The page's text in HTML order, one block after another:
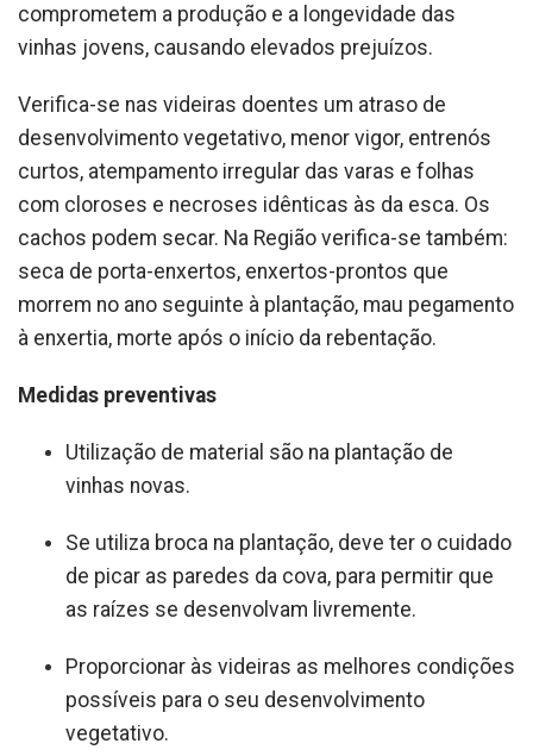
comprometem a produção e a longevidade das
vinhas jovens, causando elevados prejuízos.
Verifica-se nas videiras doentes um atraso de
desenvolvimento vegetativo, menor vigor, entrenós
curtos, atempamento irregular das varas e folhas
com cloroses e necroses idênticas às da esca. Os
cachos podem secar. Na Região verifica-se também:
seca de porta-enxertos, enxertos-prontos que
morrem no ano seguinte à plantação, mau pegamento
à enxertia, morte após o início da rebentação.
Medidas preventivas
Utilização de material são na plantação de
vinhas novas.
Se utiliza broca na plantação, deve ter o cuidado
de picar as paredes da cova, para permitir que
as raízes se desenvolvam livremente.
Proporcionar às videiras as melhores condições
possíveis para o seu desenvolvimento
vegetativo.